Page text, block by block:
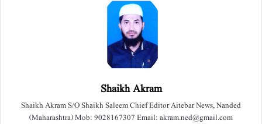
Shaikh Akram
Shaikh Akram S/O Shaikh Saleem Chief Editor Aitebar News, Nanded
(Maharashtra) Mob: 9028167307 Email: akram.ned@gmail.com